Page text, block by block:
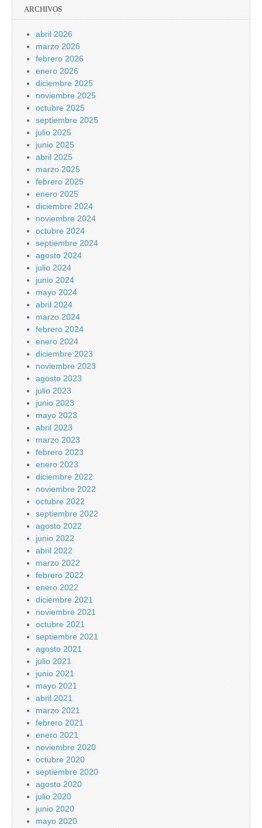
ARCHIVOS
abril 2026
marzo 2026
febrero 2026
enero 2026
diciembre 2025
noviembre 2025
octubre 2025
septiembre 2025
julio 2025
junio 2025
abril 2025
marzo 2025
febrero 2025
enero 2025
diciembre 2024
noviembre 2024
octubre 2024
septiembre 2024
agosto 2024
julio 2024
junio 2024
mayo 2024
abril 2024
marzo 2024
febrero 2024
enero 2024
diciembre 2023
noviembre 2023
agosto 2023
julio 2023
junio 2023
mayo 2023
abril 2023
marzo 2023
febrero 2023
enero 2023
diciembre 2022
noviembre 2022
octubre 2022
septiembre 2022
agosto 2022
junio 2022
abril 2022
marzo 2022
febrero 2022
enero 2022
diciembre 2021
noviembre 2021
octubre 2021
septiembre 2021
agosto 2021
julio 2021
junio 2021
mayo 2021
abril 2021
marzo 2021
febrero 2021
enero 2021
noviembre 2020
octubre 2020
septiembre 2020
agosto 2020
julio 2020
junio 2020
mayo 2020